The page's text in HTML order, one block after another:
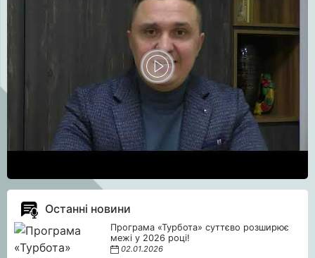
Останні новини
Програма «Турбота» суттєво розширює
межі у 2026 році!
02.01.2026